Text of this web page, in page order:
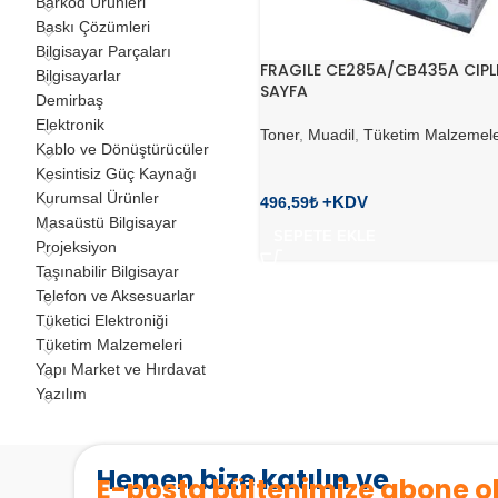
Baskı Çözümleri
Bilgisayar Parçaları
Bilgisayarlar
Demirbaş
Elektronik
Kablo ve Dönüştürücüler
Kesintisiz Güç Kaynağı
Kurumsal Ürünler
Masaüstü Bilgisayar
Projeksiyon
Taşınabilir Bilgisayar
Telefon ve Aksesuarlar
Tüketici Elektroniği
Tüketim Malzemeleri
Yapı Market ve Hırdavat
Yazılım
FRAGILE CE285A/CB435A
SAYFA
Toner, Muadil, Tüketim
496,59₺
Hemen bize katılın ve
E-posta bültenimize abone